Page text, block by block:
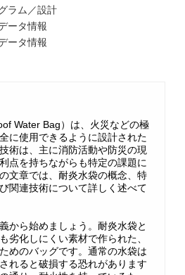
ラム／設計
ータ情報
ータ情報
Water Bag）は、火災などの極
に使用できるように設計された
術は、主に消防活動や防災の現
点を持ちながらも特定の課題に
文章では、耐炎水袋の概念、特
関連技術について詳しく述べて
から始めましょう。耐炎水袋と
劣化しにくい素材で作られた、
めのバッグです。通常の水袋は
れると破損する恐れがあります